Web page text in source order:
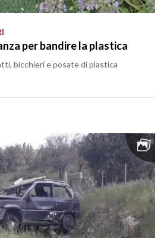
per bandire la plastica
bicchieri e posate di plastica